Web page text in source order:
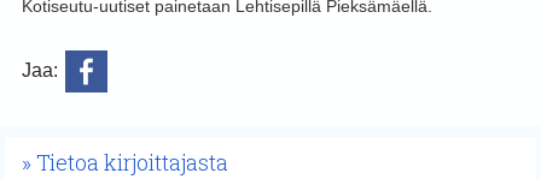
Kotiseutu-uutiset painetaan Lehtisepillä Pieksämäellä.
Jaa:
Tietoa kirjoittajasta